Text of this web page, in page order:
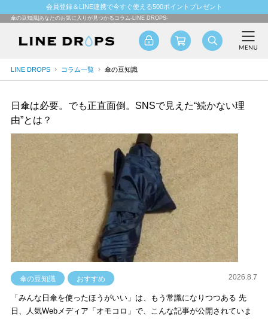
会員登録＆LINE連携で今すぐ使える500ポイントプレゼント
傘の豆知識|あなたのお気に入りが見つかるコラム-LINE DROPS-
LINE DROPS コラム一覧 傘の豆知識
日傘は必要。でも正直面倒。SNSで見えた“続かない理
由”とは？
傘の豆知識 おすすめ 2026.8.7
「みんな日傘を使ったほうがいい」は、もう常識になりつつある 先
日、人気Webメディア「オモコロ」で、こんな記事が公開されていま